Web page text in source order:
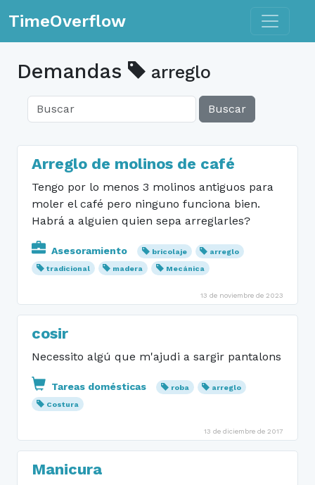
TimeOverflow Toggle
Demandas arreglo
Buscar
Arreglo de molinos de café
Tengo por lo menos 3 molinos antiguos para
moler el café pero ninguno funciona bien.
Habrá a alguien quien sepa arreglarles?
Asesoramiento bricolaje
arreglo
tradicional
madera Mecánica
13 de noviembre de 2023
cosir
Necessito algú que m'ajudi a sargir pantalons
Tareas domésticas roba
arreglo
Costura
13 de diciembre de 2017
Manicura